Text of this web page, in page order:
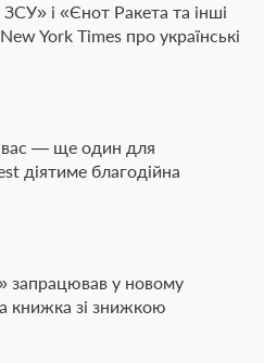
і «Єнот Ракета та інші
York Times про українські
— ще один для
діятиме благодійна
запрацював у новому
книжка зі знижкою